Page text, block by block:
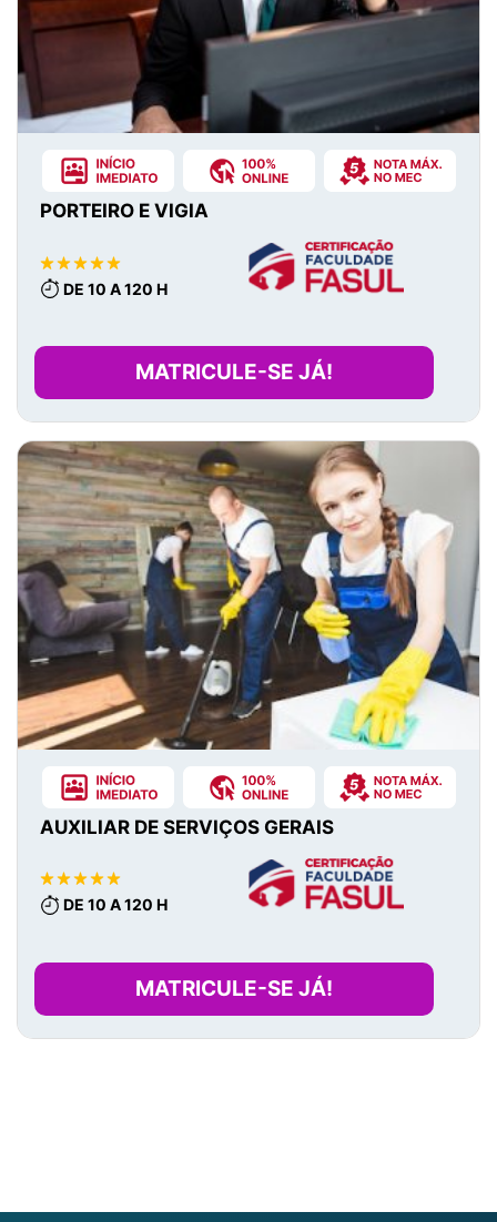
PORTEIRO E VIGIA
DE 10 A 120 H
MATRICULE-SE JÁ!
AUXILIAR DE SERVIÇOS GERAIS
DE 10 A 120 H
MATRICULE-SE JÁ!